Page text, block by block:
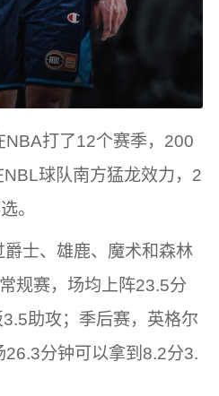
NBA打了12个赛季，200
球队南方猛龙效力，2
。
士、雄鹿、魔术和森林
规赛，场均上阵23.5分
助攻；季后赛，英格尔
分钟可以拿到8.2分3.